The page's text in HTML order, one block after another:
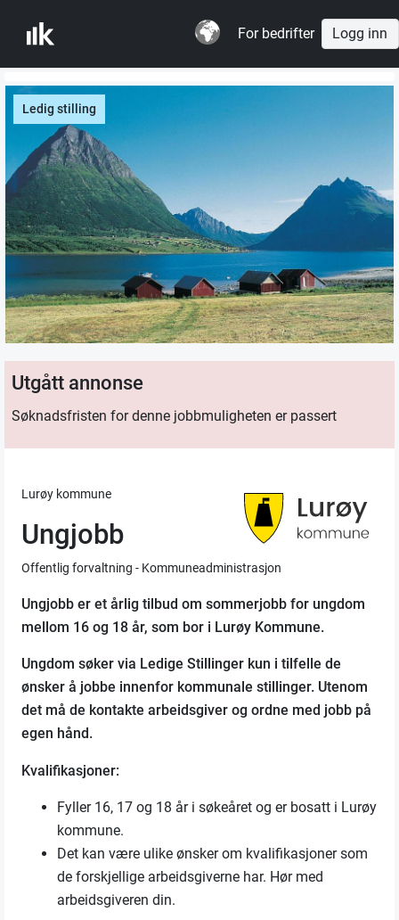
For bedrifter Logg inn
Ledig stilling
Utgått annonse
Søknadsfristen for denne jobbmuligheten er passert
Lurøy kommune
Ungjobb
Offentlig forvaltning - Kommuneadministrasjon
Ungjobb er et årlig tilbud om sommerjobb for ungdom
mellom 16 og 18 år, som bor i Lurøy Kommune.
Ungdom søker via Ledige Stillinger kun i tilfelle de
ønsker å jobbe innenfor kommunale stillinger. Utenom
det må de kontakte arbeidsgiver og ordne med jobb på
egen hånd.
Kvalifikasjoner:
Fyller 16, 17 og 18 år i søkeåret og er bosatt i Lurøy
kommune.
Det kan være ulike ønsker om kvalifikasjoner som
de forskjellige arbeidsgiverne har. Hør med
arbeidsgiveren din.